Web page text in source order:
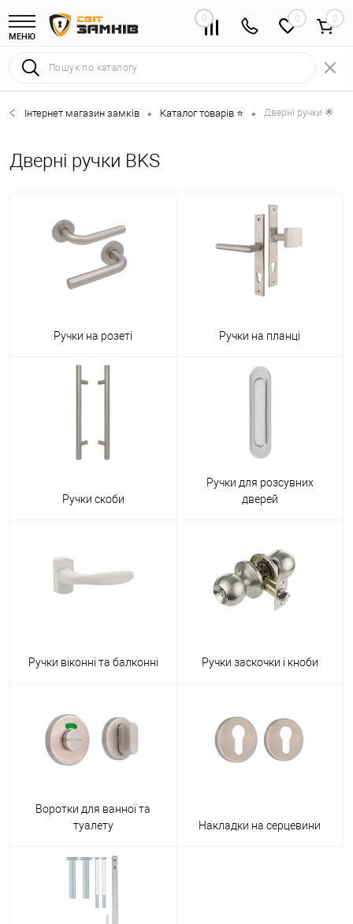
МЕНЮ
0 0
Інтернет магазин замків • Каталог товарів ⭐ • Дверні ручки 🌟
Дверні ручки BKS
Ручки на розеті Ручки на планці
Ручки скоби
Ручки для розсувних
дверей
Ручки віконні та балконні Ручки заскочки і кноби
Воротки для ванної та
туалету
Накладки на серцевини